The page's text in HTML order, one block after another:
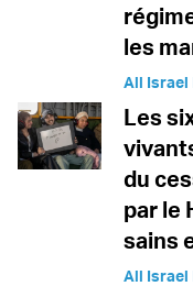
les
All Israel
Les
du
par le
sains
All Israel